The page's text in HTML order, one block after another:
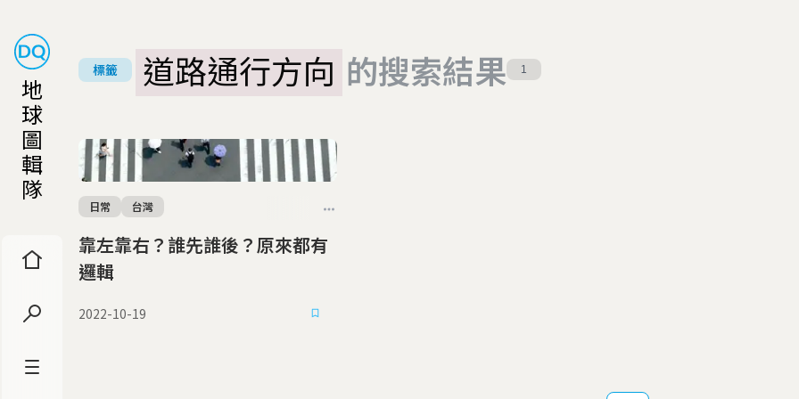
地
球
圖
輯
隊
標籤 道路通行方向 的搜索結果 1
靠左靠右？誰先誰後？原來都有
邏輯
日常 台灣
2022-10-19